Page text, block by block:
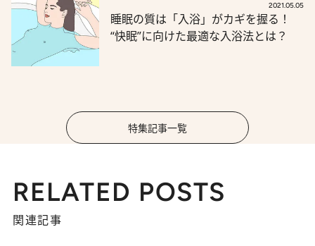
2021.05.05
睡眠の質は「入浴」がカギを握る！
“快眠”に向けた最適な入浴法とは？
特集記事一覧
RELATED POSTS
関連記事